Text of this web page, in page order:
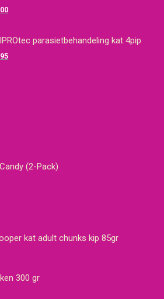
Huidige
is:
€10,00.
parasietbehandeling kat 4pip
Huidige
(2-Pack)
kat adult chunks kip 85gr
300 gr